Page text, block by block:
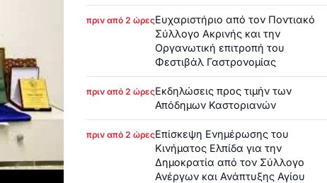
πριν από 2 ώρεςΕυχαριστήριο από τον Ποντιακό
Σύλλογο Ακρινής και την
Οργανωτική επιτροπή του
Φεστιβάλ Γαστρονομίας
πριν από 2 ώρεςΕκδηλώσεις προς τιμήν των
Απόδημων Καστοριανών
πριν από 2 ώρεςΕπίσκεψη Ενημέρωσης του
Κινήματος Ελπίδα για την
Δημοκρατία από τον Σύλλογο
Ανέργων και Ανάπτυξης Αγίου